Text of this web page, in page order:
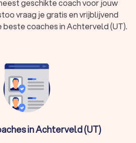
geschikte coach voor jouw
vraag je gratis en vrijblijvend
coaches in Achterveld (UT).
in Achterveld (UT)